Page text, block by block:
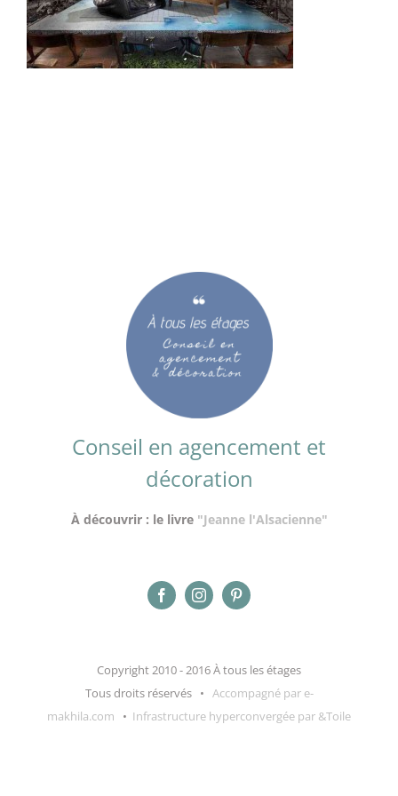
Conseil en agencement et
décoration
À découvrir : le livre "Jeanne l'Alsacienne"
Copyright 2010 - 2016 À tous les étages
Tous droits réservés • Accompagné par e-
makhila.com • Infrastructure hyperconvergée par &Toile